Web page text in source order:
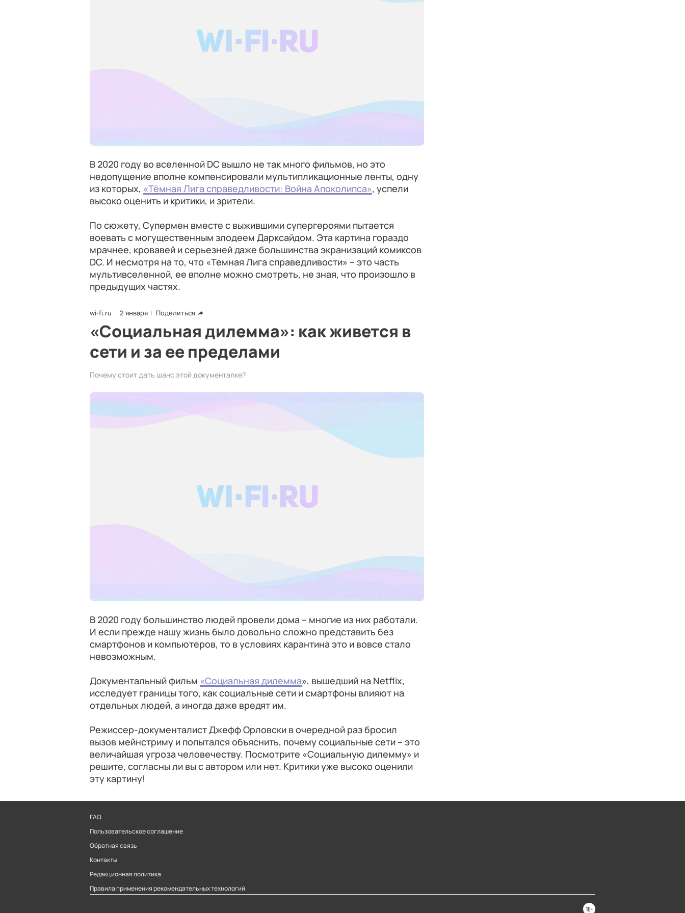
В 2020 году во вселенной DC вышло не так много фильмов, но это
недопущение вполне компенсировали мультипликационные ленты, одну
из которых, «Тёмная Лига справедливости: Война Апоколипса», успели
высоко оценить и критики, и зрители.
По сюжету, Супермен вместе с выжившими супергероями пытается
воевать с могущественным злодеем Дарксайдом. Эта картина гораздо
мрачнее, кровавей и серьезней даже большинства экранизаций комиксов
DC. И несмотря на то, что «Темная Лига справедливости» – это часть
мультивселенной, ее вполне можно смотреть, не зная, что произошло в
предыдущих частях.
wi-fi.ru 2 января Поделиться
«Социальная дилемма»: как живется в
сети и за ее пределами
Почему стоит дать шанс этой документалке?
В 2020 году большинство людей провели дома – многие из них работали.
И если прежде нашу жизнь было довольно сложно представить без
смартфонов и компьютеров, то в условиях карантина это и вовсе стало
невозможным.
Документальный фильм «Социальная дилемма», вышедший на Netflix,
исследует границы того, как социальные сети и смартфоны влияют на
отдельных людей, а иногда даже вредят им.
Режиссер-документалист Джефф Орловски в очередной раз бросил
вызов мейнстриму и попытался объяснить, почему социальные сети – это
величайшая угроза человечеству. Посмотрите «Социальную дилемму» и
решите, согласны ли вы с автором или нет. Критики уже высоко оценили
эту картину!
FAQ
Пользовательское соглашение
Обратная связь
Контакты
Редакционная политика
Правила применения рекомендательных технологий